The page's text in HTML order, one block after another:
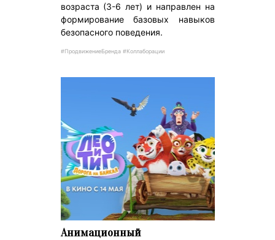
возраста (3-6 лет) и направлен на
формирование базовых навыков
безопасного поведения.
#ПродвижениеБренда #Коллаборации
Анимационный